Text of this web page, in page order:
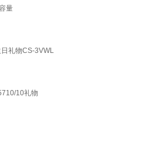
量
礼物CS-3VWL
10礼物